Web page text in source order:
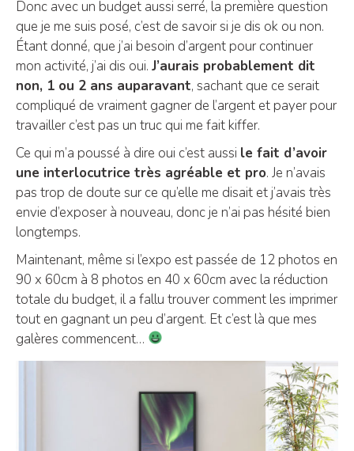
Donc avec un budget aussi serré, la première question
que je me suis posé, c’est de savoir si je dis ok ou non.
Étant donné, que j’ai besoin d’argent pour continuer
mon activité, j’ai dis oui. J’aurais probablement dit
non, 1 ou 2 ans auparavant, sachant que ce serait
compliqué de vraiment gagner de l’argent et payer pour
travailler c’est pas un truc qui me fait kiffer.
Ce qui m’a poussé à dire oui c’est aussi le fait d’avoir
une interlocutrice très agréable et pro. Je n’avais
pas trop de doute sur ce qu’elle me disait et j’avais très
envie d’exposer à nouveau, donc je n’ai pas hésité bien
longtemps.
Maintenant, même si l’expo est passée de 12 photos en
90 x 60cm à 8 photos en 40 x 60cm avec la réduction
totale du budget, il a fallu trouver comment les imprimer
tout en gagnant un peu d’argent. Et c’est là que mes
galères commencent…